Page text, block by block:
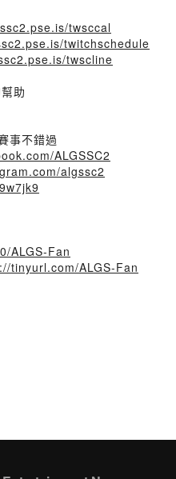
twsccal
twitchschedule
twscline
助
事不錯過
ALGSSC2
algssc2
ALGS-Fan
tinyurl.com/ALGS-Fan